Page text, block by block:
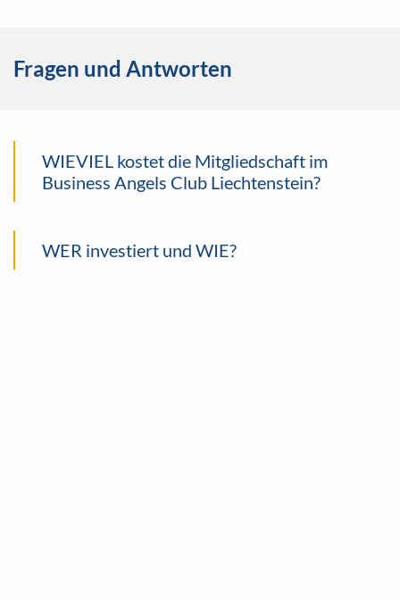
Fragen und Antworten
WIEVIEL kostet die Mitgliedschaft im
Business Angels Club Liechtenstein?
WER investiert und WIE?